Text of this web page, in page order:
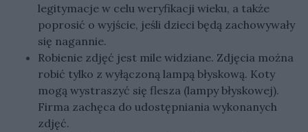
legitymacje w celu weryfikacji wieku, a także
poprosić o wyjście, jeśli dzieci będą zachowywały
się nagannie.
Robienie zdjęć jest mile widziane. Zdjęcia można
robić tylko z wyłączoną lampą błyskową. Koty
mogą wystraszyć się flesza (lampy błyskowej).
Firma zachęca do udostępniania wykonanych
zdjęć.